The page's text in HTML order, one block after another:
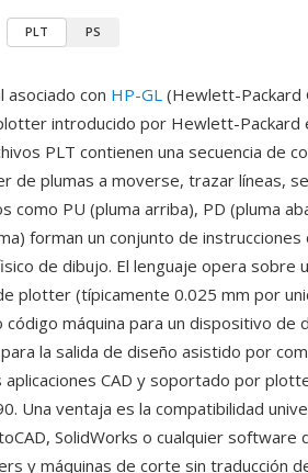
PLT PS
asociado con HP-GL (Hewlett-Packard
introducido por Hewlett-Packard
PLT contienen una secuencia de
de plumas a moverse, trazar líneas,
PU (pluma arriba), PD (pluma
forman un conjunto de
de dibujo. El lenguaje opera sobre
plotter (típicamente 0.025 mm por
máquina para un dispositivo de
la salida de diseño asistido por
CAD y soportado por
Una ventaja es la compatibilidad
SolidWorks o cualquier software
y máquinas de corte sin traducción